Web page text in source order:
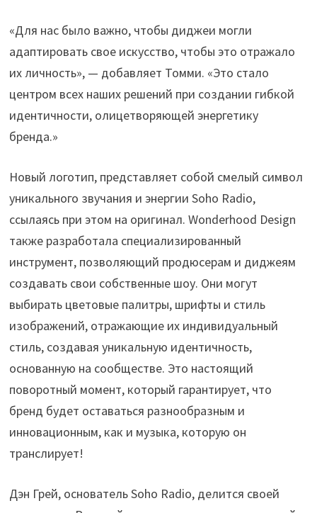
«Для нас было важно, чтобы диджеи могли
адаптировать свое искусство, чтобы это отражало
их личность», — добавляет Томми. «Это стало
центром всех наших решений при создании гибкой
идентичности, олицетворяющей энергетику
бренда.»
Новый логотип, представляет собой смелый символ
уникального звучания и энергии Soho Radio,
ссылаясь при этом на оригинал. Wonderhood Design
также разработала специализированный
инструмент, позволяющий продюсерам и диджеям
создавать свои собственные шоу. Они могут
выбирать цветовые палитры, шрифты и стиль
изображений, отражающие их индивидуальный
стиль, создавая уникальную идентичность,
основанную на сообществе. Это настоящий
поворотный момент, который гарантирует, что
бренд будет оставаться разнообразным и
инновационным, как и музыка, которую он
транслирует!
Дэн Грей, основатель Soho Radio, делится своей